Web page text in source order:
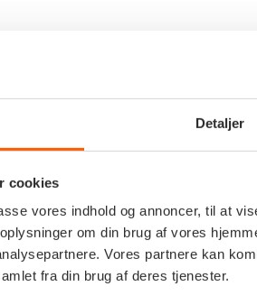
Detaljer
cookies
vores indhold og annoncer, til at
om din brug af vores
Vores partnere kan
fra din brug af deres tjenester.